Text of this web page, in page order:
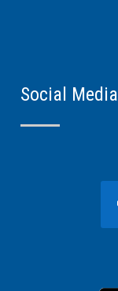
Social Media